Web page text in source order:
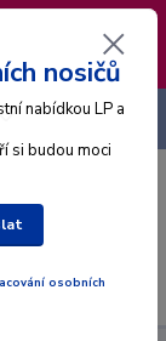
Datum
na pátek
Menu
nosičů
nabídkou LP a
si budou moci
osobních